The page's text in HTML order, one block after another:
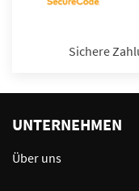
Sichere
UNTERNEHMEN
Über uns